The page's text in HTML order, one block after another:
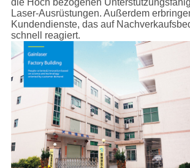
Laser-Ausrüstungen. Außerdem
Kundendienste, das auf
schnell reagiert.